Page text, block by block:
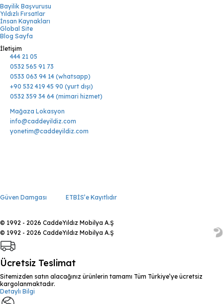
Bayilik Başvurusu
Yıldızlı Fırsatlar
İnsan Kaynakları
Global Site
Blog Sayfa
İletişim
444 21 05
0532 565 91 73
0533 063 94 14 (whatsapp)
+90 532 419 45 90 (yurt dışı)
0532 359 34 64 (mimari hizmet)
Mağaza Lokasyon
info@caddeyildiz.com
yonetim@caddeyildiz.com
Güven Damgası ETBİS’e Kayıtlıdır
© 1992 - 2026 CaddeYıldız Mobilya A.Ş
© 1992 - 2026 CaddeYıldız Mobilya A.Ş
Ücretsiz Teslimat
Sitemizden satın alacağınız ürünlerin tamamı Tüm Türkiye’ye ücretsiz
kargolanmaktadır.
Detaylı Bilgi